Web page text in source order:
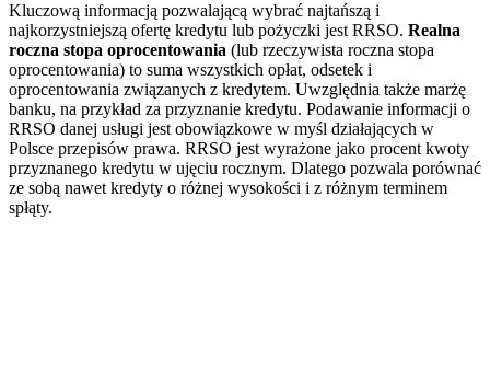
Kluczową informacją pozwalającą wybrać najtańszą i
najkorzystniejszą ofertę kredytu lub pożyczki jest RRSO. Realna
roczna stopa oprocentowania (lub rzeczywista roczna stopa
oprocentowania) to suma wszystkich opłat, odsetek i
oprocentowania związanych z kredytem. Uwzględnia także marżę
banku, na przykład za przyznanie kredytu. Podawanie informacji o
RRSO danej usługi jest obowiązkowe w myśl działających w
Polsce przepisów prawa. RRSO jest wyrażone jako procent kwoty
przyznanego kredytu w ujęciu rocznym. Dlatego pozwala porównać
ze sobą nawet kredyty o różnej wysokości i z różnym terminem
spłąty.